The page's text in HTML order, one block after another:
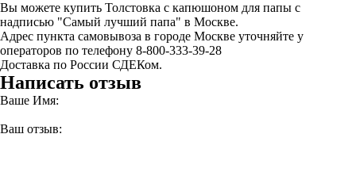
Вы можете купить Толстовка с капюшоном для папы с
надписью "Самый лучший папа" в Москве.
Адрес пункта самовывоза в городе Москве уточняйте у
операторов по телефону 8-800-333-39-28
Доставка по России СДЕКом.
Написать отзыв
Ваше Имя:
Ваш отзыв: